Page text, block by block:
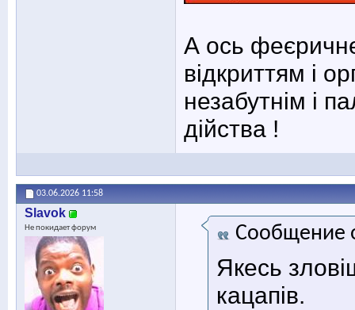
А ось
відкриттям і
незабутнім і
дійства !
03.06.2026 11:58
Slavok
Не покидает форум Сообщение
Якесь
кацапів.